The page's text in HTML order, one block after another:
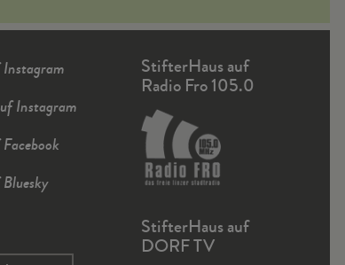
Instagram
StifterHaus auf
Radio Fro 105.0
StifterHaus auf
DORF TV